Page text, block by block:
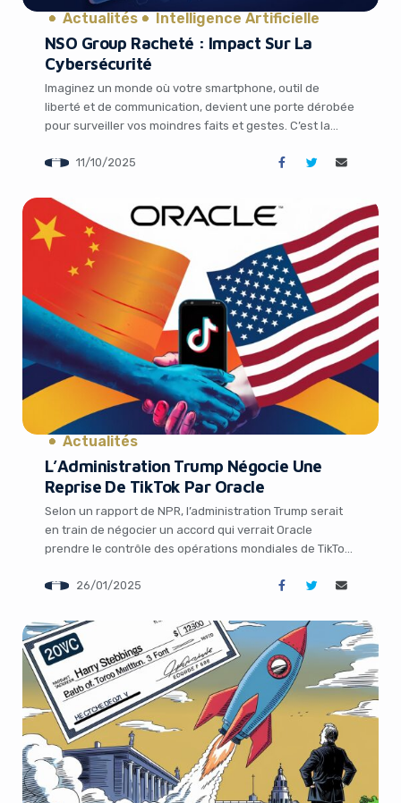
Actualités Intelligence Artificielle
NSO Group Racheté : Impact Sur La
Cybersécurité
Imaginez un monde où votre smartphone, outil de
liberté et de communication, devient une porte dérobée
pour surveiller vos moindres faits et gestes. C’est la
façonnée avec leurs technologies de surveillance
secoue le secteur de la cybersécurité : NSO Group, […]
11/10/2025
Actualités
L’Administration Trump Négocie Une
Reprise De TikTok Par Oracle
Selon un rapport de NPR, l’administration Trump serait
en train de négocier un accord qui verrait Oracle
prendre le contrôle des opérations mondiales de TikTok,
minoritaire. Cette nouvelle intervient alors que les
obligeant la société mère chinoise ByteDance à vendre
[…]
26/01/2025
It looks like you're
using an ad-blocker!
Yes, I will turn off Ad-Blocker
No Thanks